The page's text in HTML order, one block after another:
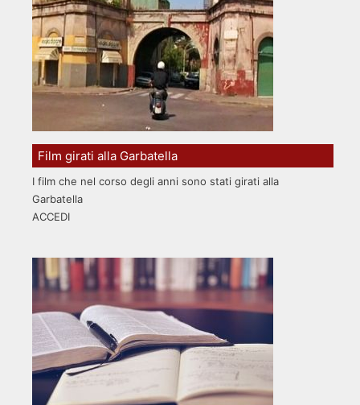
Film girati alla Garbatella
I film che nel corso degli anni sono stati girati alla
Garbatella
ACCEDI